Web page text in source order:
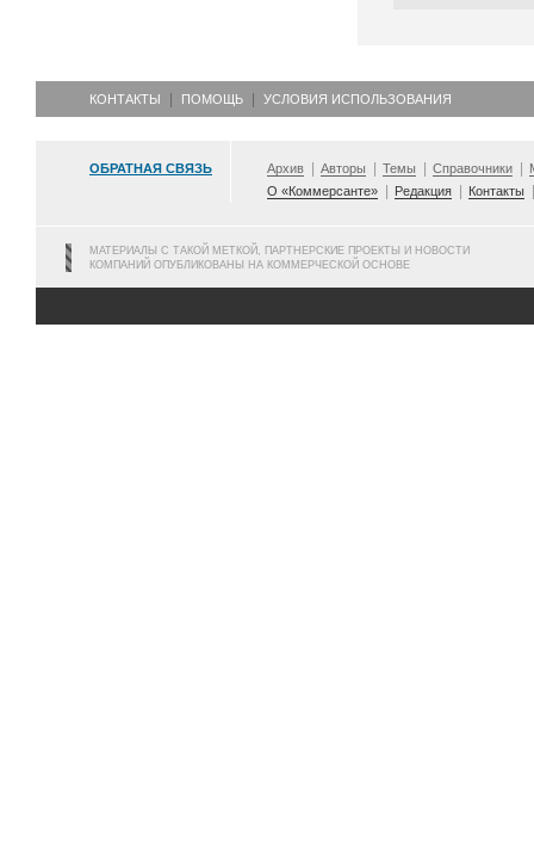
КОНТАКТЫ ПОМОЩЬ УСЛОВИЯ ИСПОЛЬЗОВАНИЯ
ОБРАТНАЯ СВЯЗЬ Архив Авторы Темы Справочники
О «Коммерсанте»
Редакция Контакты
МАТЕРИАЛЫ С ТАКОЙ МЕТКОЙ, ПАРТНЕРСКИЕ ПРОЕКТЫ И НОВОСТИ
КОМПАНИЙ ОПУБЛИКОВАНЫ НА КОММЕРЧЕСКОЙ ОСНОВЕ